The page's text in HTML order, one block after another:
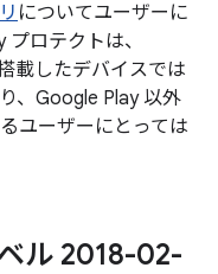
についてユーザーに
ロテクトは、
載したデバイスでは
、Google Play 以外
ユーザーにとっては
ル 2018-02-